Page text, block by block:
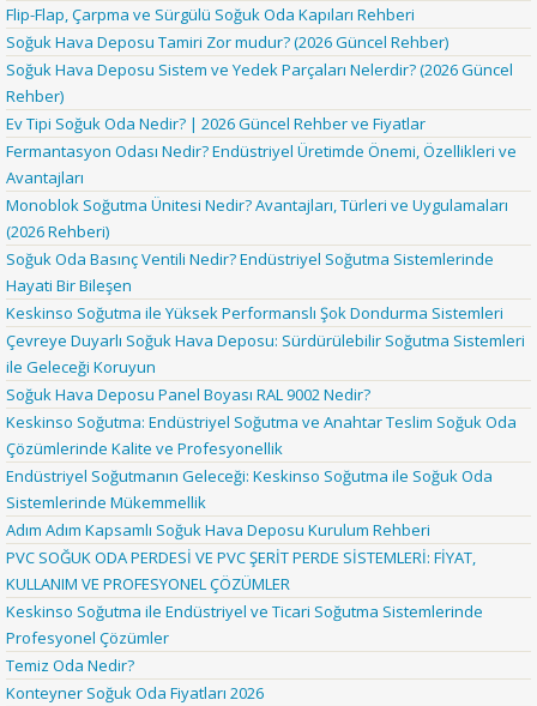
Flip-Flap, Çarpma ve Sürgülü Soğuk Oda Kapıları Rehberi
Soğuk Hava Deposu Tamiri Zor mudur? (2026 Güncel Rehber)
Soğuk Hava Deposu Sistem ve Yedek Parçaları Nelerdir? (2026 Güncel
Rehber)
Ev Tipi Soğuk Oda Nedir? | 2026 Güncel Rehber ve Fiyatlar
Fermantasyon Odası Nedir? Endüstriyel Üretimde Önemi, Özellikleri ve
Avantajları
Monoblok Soğutma Ünitesi Nedir? Avantajları, Türleri ve Uygulamaları
(2026 Rehberi)
Soğuk Oda Basınç Ventili Nedir? Endüstriyel Soğutma Sistemlerinde
Hayati Bir Bileşen
Keskinso Soğutma ile Yüksek Performanslı Şok Dondurma Sistemleri
Çevreye Duyarlı Soğuk Hava Deposu: Sürdürülebilir Soğutma Sistemleri
ile Geleceği Koruyun
Soğuk Hava Deposu Panel Boyası RAL 9002 Nedir?
Keskinso Soğutma: Endüstriyel Soğutma ve Anahtar Teslim Soğuk Oda
Çözümlerinde Kalite ve Profesyonellik
Endüstriyel Soğutmanın Geleceği: Keskinso Soğutma ile Soğuk Oda
Sistemlerinde Mükemmellik
Adım Adım Kapsamlı Soğuk Hava Deposu Kurulum Rehberi
PVC SOĞUK ODA PERDESİ VE PVC ŞERİT PERDE SİSTEMLERİ: FİYAT,
KULLANIM VE PROFESYONEL ÇÖZÜMLER
Keskinso Soğutma ile Endüstriyel ve Ticari Soğutma Sistemlerinde
Profesyonel Çözümler
Temiz Oda Nedir?
Konteyner Soğuk Oda Fiyatları 2026